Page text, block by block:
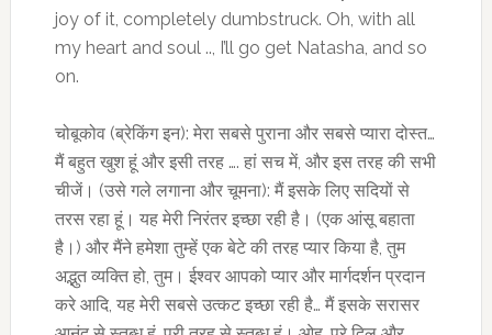
joy of it, completely dumbstruck. Oh, with all
my heart and soul .., I’ll go get Natasha, and so
on.
चोबूकोव (ब्रेकिंग इन): मेरा सबसे पुराना और सबसे प्यारा दोस्त…
मैं बहुत खुश हूं और इसी तरह …. हां सच में, और इस तरह की सभी
चीजें। (उसे गले लगाना और चूमना): मैं इसके लिए सदियों से
तरस रहा हूं। यह मेरी निरंतर इच्छा रही है। (एक आंसू बहाता
है।) और मैंने हमेशा तुम्हें एक बेटे की तरह प्यार किया है, तुम
अद्भुत व्यक्ति हो, तुम। ईश्वर आपको प्यार और मार्गदर्शन प्रदान
करे आदि, यह मेरी सबसे उत्कट इच्छा रही है… मैं इसके सरासर